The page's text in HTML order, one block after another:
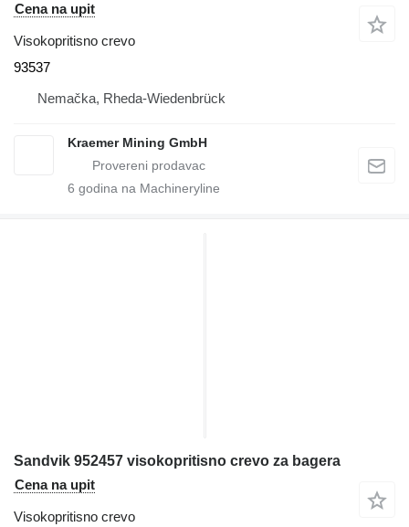
Cena na upit
Visokopritisno crevo
93537
Nemačka, Rheda-Wiedenbrück
Kraemer Mining GmbH
6 godina na Machineryline
Sandvik 952457 visokopritisno crevo za bagera
Cena na upit
Visokopritisno crevo